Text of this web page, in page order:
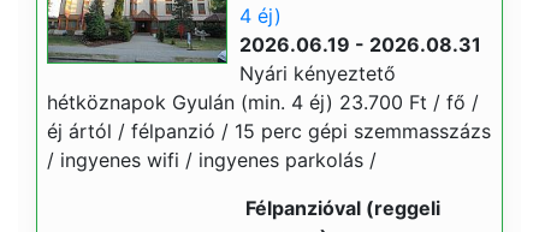
4 éj)
2026.06.19 - 2026.08.31
Nyári kényeztető
hétköznapok Gyulán (min. 4 éj) 23.700 Ft / fő /
éj ártól / félpanzió / 15 perc gépi szemmasszázs
/ ingyenes wifi / ingyenes parkolás /
Félpanzióval (reggeli